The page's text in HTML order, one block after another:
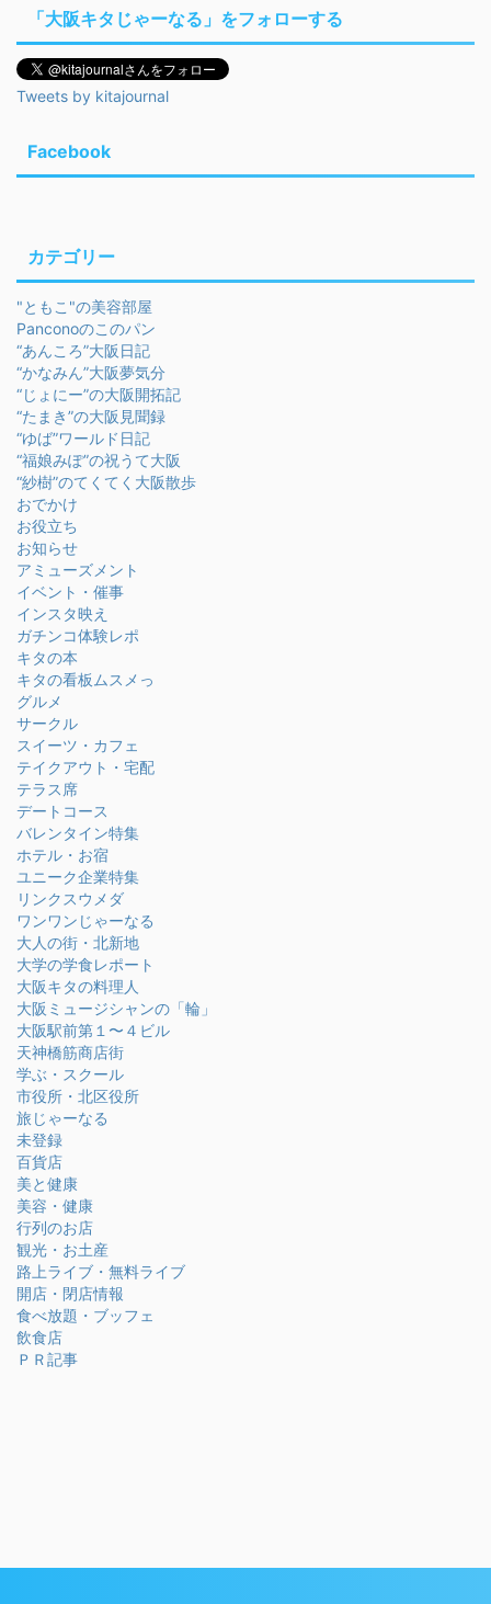
「大阪キタじゃーなる」をフォローする
Tweets by kitajournal
Facebook
カテゴリー
"ともこ"の美容部屋
Panconoのこのパン
“あんころ”大阪日記
“かなみん”大阪夢気分
“じょにー”の大阪開拓記
“たまき”の大阪見聞録
“ゆば”ワールド日記
“福娘みぽ”の祝うて大阪
“紗樹”のてくてく大阪散歩
おでかけ
お役立ち
お知らせ
アミューズメント
イベント・催事
インスタ映え
ガチンコ体験レポ
キタの本
キタの看板ムスメっ
グルメ
サークル
スイーツ・カフェ
テイクアウト・宅配
テラス席
デートコース
バレンタイン特集
ホテル・お宿
ユニーク企業特集
リンクスウメダ
ワンワンじゃーなる
大人の街・北新地
大学の学食レポート
大阪キタの料理人
大阪ミュージシャンの「輪」
大阪駅前第１〜４ビル
天神橋筋商店街
学ぶ・スクール
市役所・北区役所
旅じゃーなる
未登録
百貨店
美と健康
美容・健康
行列のお店
観光・お土産
路上ライブ・無料ライブ
開店・閉店情報
食べ放題・ブッフェ
飲食店
ＰＲ記事